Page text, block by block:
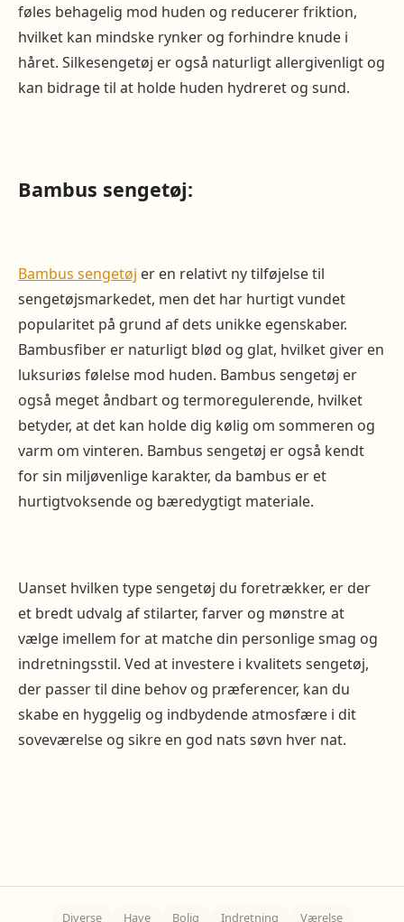
føles behagelig mod huden og reducerer friktion,
hvilket kan mindske rynker og forhindre knude i
håret. Silkesengetøj er også naturligt allergivenligt og
kan bidrage til at holde huden hydreret og sund.
Bambus sengetøj:
Bambus sengetøj er en relativt ny tilføjelse til
sengetøjsmarkedet, men det har hurtigt vundet
popularitet på grund af dets unikke egenskaber.
Bambusfiber er naturligt blød og glat, hvilket giver en
luksuriøs følelse mod huden. Bambus sengetøj er
også meget åndbart og termoregulerende, hvilket
betyder, at det kan holde dig kølig om sommeren og
varm om vinteren. Bambus sengetøj er også kendt
for sin miljøvenlige karakter, da bambus er et
hurtigtvoksende og bæredygtigt materiale.
Uanset hvilken type sengetøj du foretrækker, er der
et bredt udvalg af stilarter, farver og mønstre at
vælge imellem for at matche din personlige smag og
indretningsstil. Ved at investere i kvalitets sengetøj,
der passer til dine behov og præferencer, kan du
skabe en hyggelig og indbydende atmosfære i dit
soveværelse og sikre en god nats søvn hver nat.
Diverse Have Bolig Indretning Værelse